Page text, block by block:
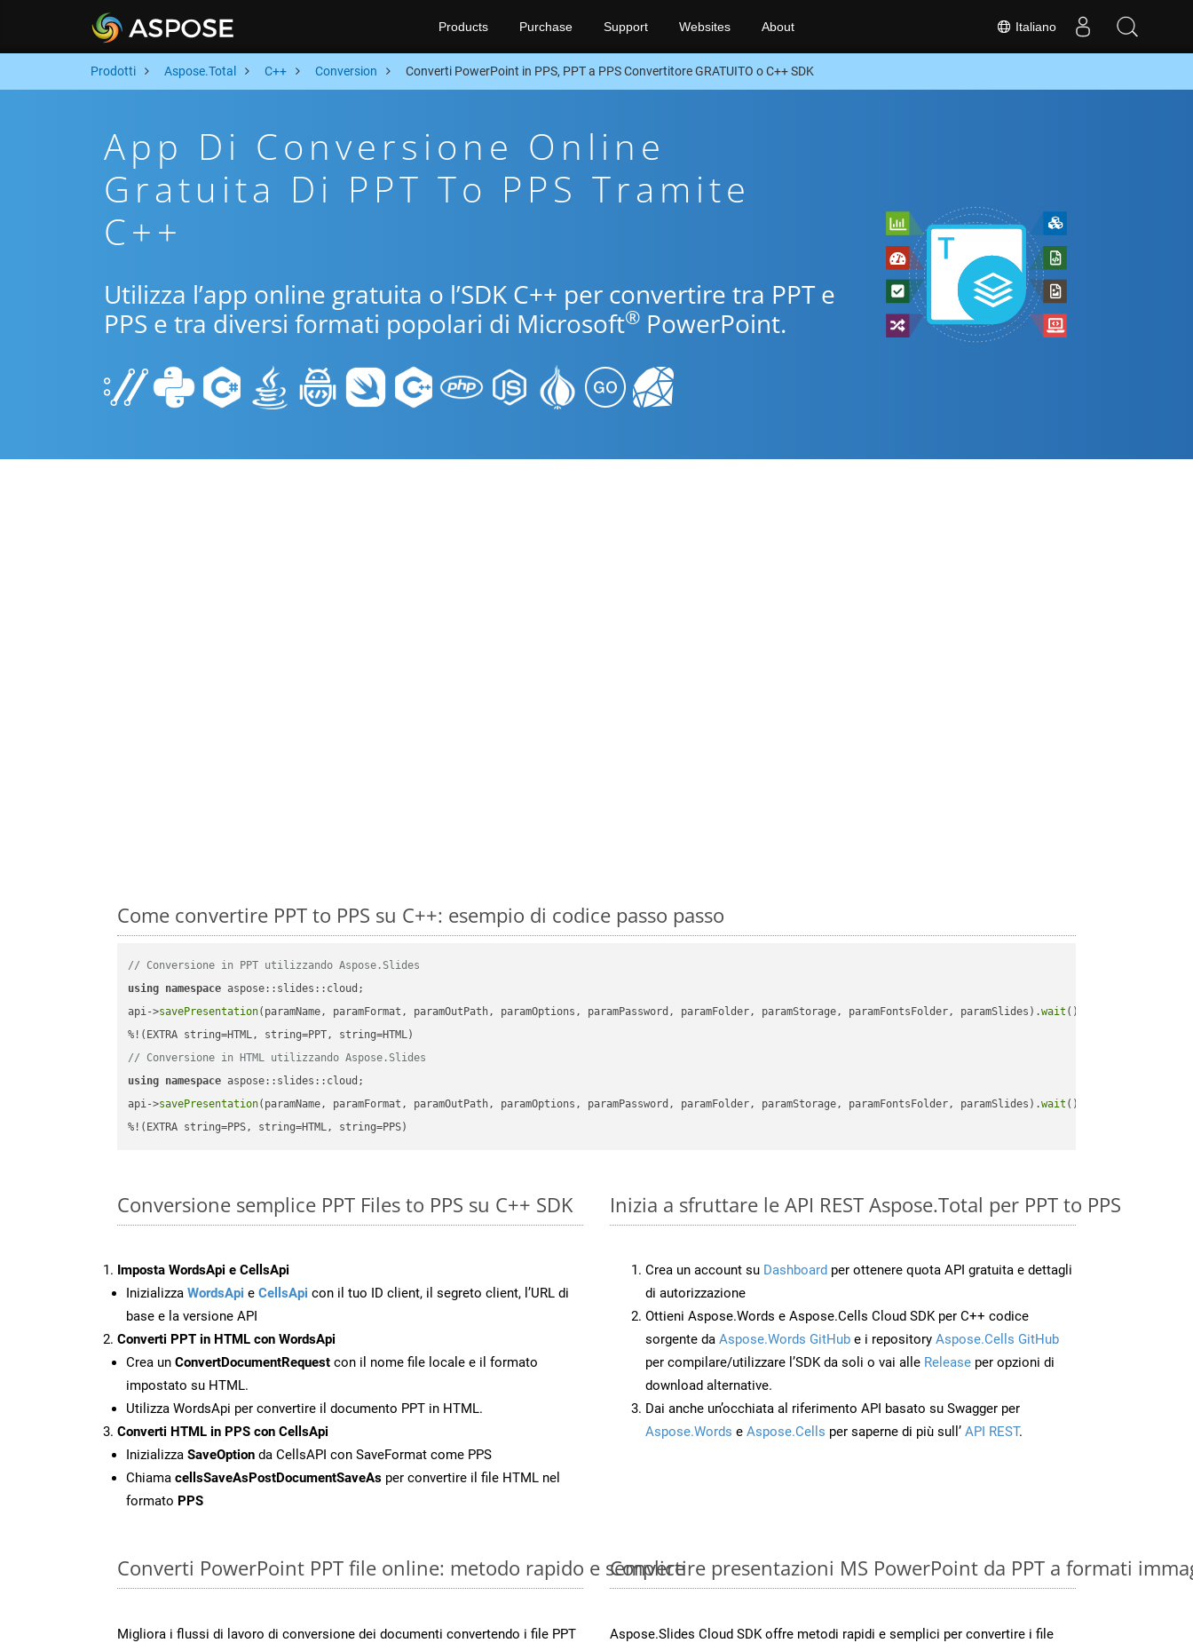
Italiano
Products Purchase Support Websites About
Prodotti Aspose.Total C++ Conversion Converti PowerPoint in PPS, PPT a PPS Convertitore GRATUITO o C++ SDK
App Di Conversione Online
Gratuita Di PPT To PPS Tramite
C++
Utilizza l’app online gratuita o l’SDK C++ per convertire tra PPT e
PPS e tra diversi formati popolari di Microsoft® PowerPoint.
Come convertire PPT to PPS su C++: esempio di codice passo passo
// Conversione in PPT utilizzando Aspose.Slides
using namespace aspose::slides::cloud;
api->savePresentation(paramName, paramFormat, paramOutPath, paramOptions, paramPassword, paramFolder, paramStorage, paramFontsFolder, paramSlides).wait ();
// Conversione in HTML utilizzando Aspose.Slides
using namespace aspose::slides::cloud;
api->savePresentation(paramName, paramFormat, paramOutPath, paramOptions, paramPassword, paramFolder, paramStorage, paramFontsFolder, paramSlides).wait ();
%!(EXTRA string=PPS, string=HTML, string=PPS)
Conversione semplice PPT Files to PPS su C++ SDK
Imposta WordsApi e CellsApi
Inizializza WordsApi e CellsApi con il tuo ID client, il segreto client, l’URL di
base e la versione API
Converti PPT in HTML con WordsApi
Crea un ConvertDocumentRequest con il nome file locale e il formato
impostato su HTML.
Utilizza WordsApi per convertire il documento PPT in HTML.
Converti HTML in PPS con CellsApi
Inizializza SaveOption da CellsAPI con SaveFormat come PPS
Chiama cellsSaveAsPostDocumentSaveAs per convertire il file HTML nel
formato PPS
Inizia a sfruttare le API REST Aspose.Total per PPT to PPS
Crea un account su Dashboard per ottenere quota API gratuita e dettagli
di autorizzazione
Ottieni Aspose.Words e Aspose.Cells Cloud SDK per C++ codice
sorgente da Aspose.Words GitHub e i repository Aspose.Cells GitHub
per compilare/utilizzare l’SDK da soli o vai alle Release per opzioni di
download alternative.
Dai anche un’occhiata al riferimento API basato su Swagger per
Aspose.Words e Aspose.Cells per saperne di più sull’ API REST.
Converti PowerPoint PPT file online: metodo rapido e semplice
Migliora i flussi di lavoro di conversione dei documenti convertendo i file PPT
Convertire presentazioni MS PowerPoint da PPT a formati
Aspose.Slides Cloud SDK offre metodi rapidi e semplici per convertire i file